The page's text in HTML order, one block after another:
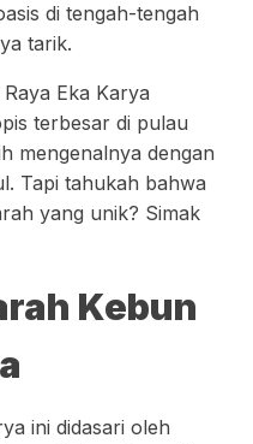
di tengah-tengah
tarik.
Eka Karya
terbesar di pulau
mengenalnya dengan
Tapi tahukah bahwa
yang unik? Simak
Kebun
ini didasari oleh